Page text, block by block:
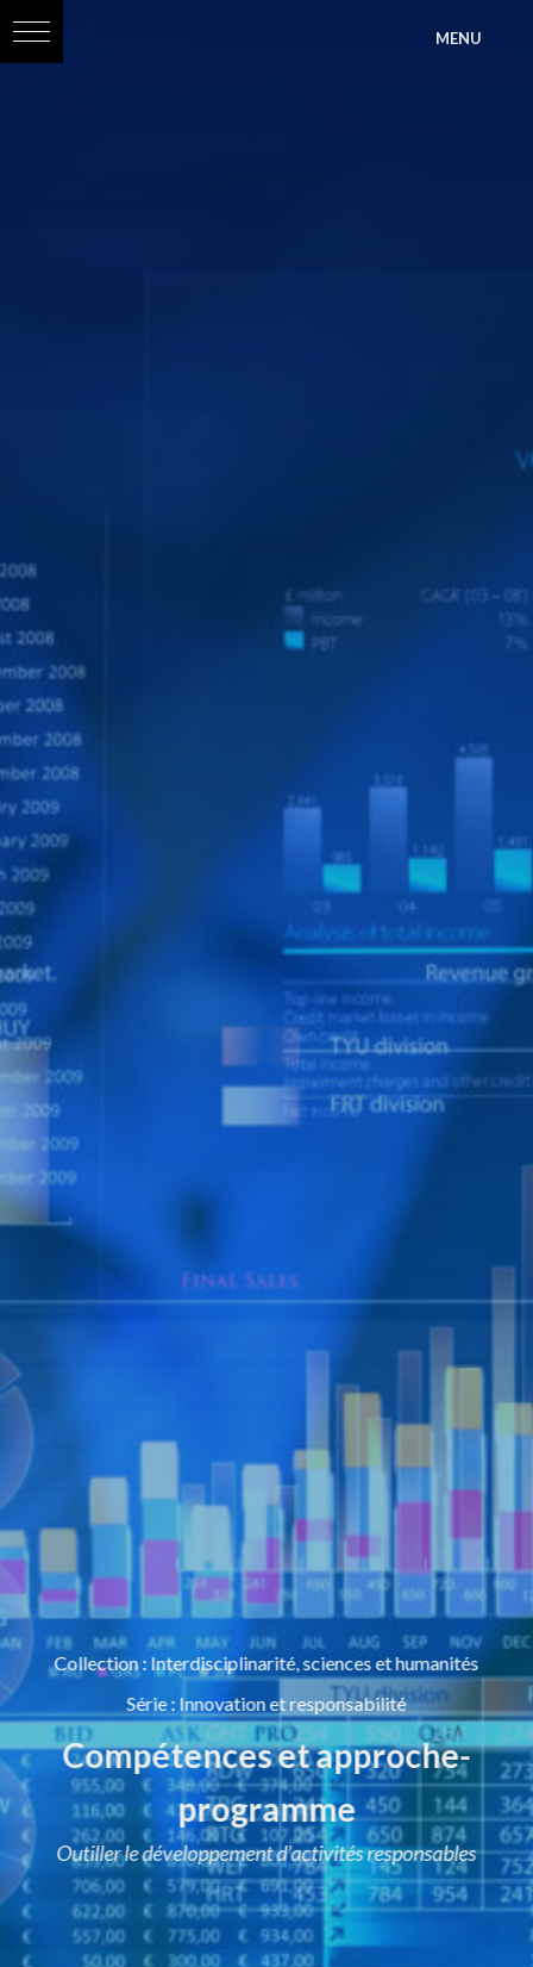
MENU
Collection: Interdisciplinarité, sciences et humanités
Série: Innovation et responsabilité
Compétences et approche-
programme
Outiller le développement d’activités responsables